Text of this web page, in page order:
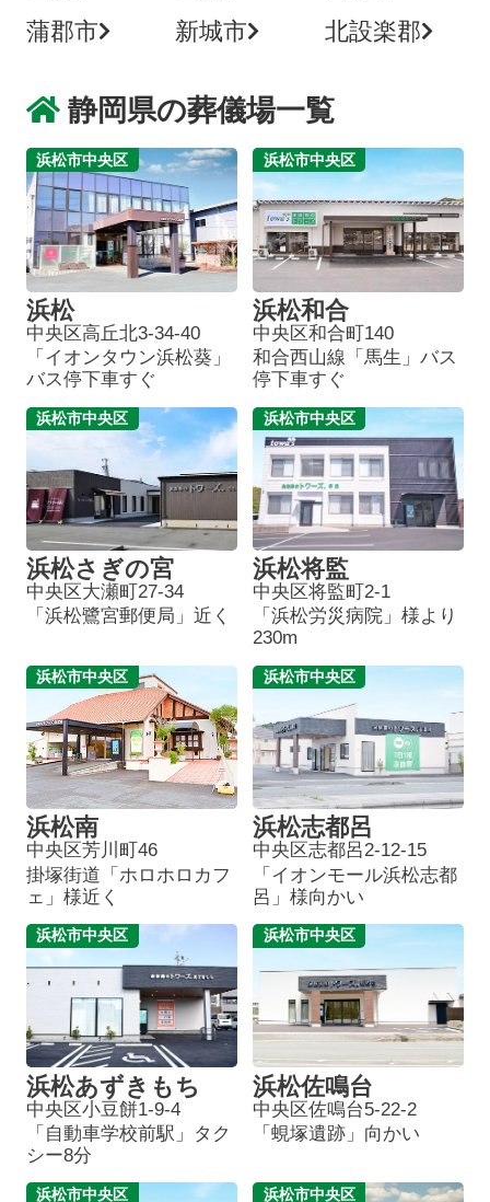
蒲郡市
新城市 北設楽郡
静岡県の葬儀場一覧
浜松市中央区
浜松
中央区高丘北3-34-40
「イオンタウン浜松葵」
バス停下車すぐ
浜松市中央区
浜松和合
中央区和合町140
和合西山線「馬生」バス
停下車すぐ
浜松市中央区
浜松さぎの宮
中央区大瀬町27-34
「浜松鷺宮郵便局」近く
浜松市中央区
浜松将監
中央区将監町2-1
「浜松労災病院」様より
230m
浜松市中央区
浜松南
中央区芳川町46
掛塚街道「ホロホロカフ
ェ」様近く
浜松市中央区
浜松志都呂
中央区志都呂2-12-15
「イオンモール浜松志都
呂」様向かい
浜松市中央区
浜松あずきもち
中央区小豆餅1-9-4
「自動車学校前駅」タク
シー8分
浜松市中央区
浜松佐鳴台
中央区佐鳴台5-22-2
「蜆塚遺跡」向かい
浜松市中央区 浜松市中央区